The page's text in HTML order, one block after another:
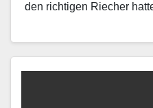
den richtigen Riecher